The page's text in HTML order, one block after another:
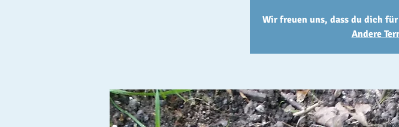
Wir freuen uns, dass du dich
Andere